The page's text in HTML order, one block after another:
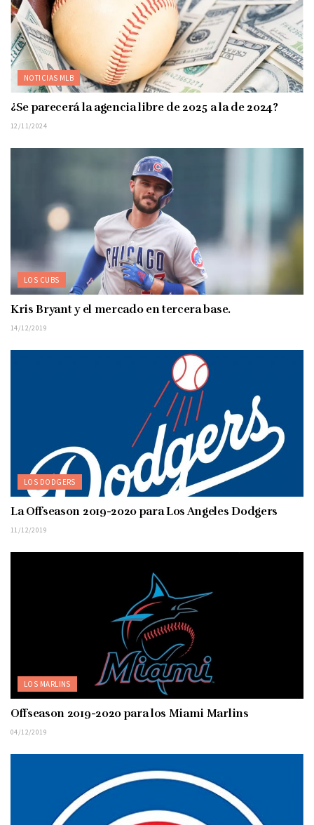
NOTICIAS MLB
¿Se parecerá la agencia libre de 2025 a la de 2024?
12/11/2024
LOS CUBS
Kris Bryant y el mercado en tercera base.
14/12/2019
LOS DODGERS
La Offseason 2019-2020 para Los Angeles Dodgers
11/12/2019
LOS MARLINS
Offseason 2019-2020 para los Miami Marlins
04/12/2019